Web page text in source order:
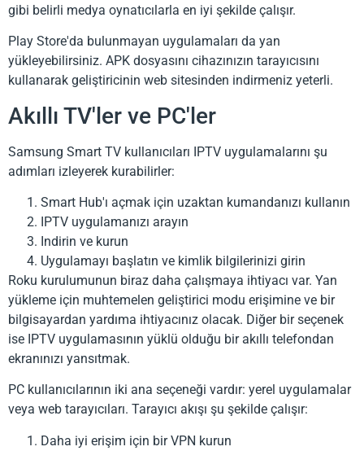
gibi belirli medya oynatıcılarla en iyi şekilde çalışır.
Play Store'da bulunmayan uygulamaları da yan
yükleyebilirsiniz. APK dosyasını cihazınızın tarayıcısını
kullanarak geliştiricinin web sitesinden indirmeniz yeterli.
Akıllı TV'ler ve PC'ler
Samsung Smart TV kullanıcıları IPTV uygulamalarını şu
adımları izleyerek kurabilirler:
Smart Hub'ı açmak için uzaktan kumandanızı kullanın
IPTV uygulamanızı arayın
Indirin ve kurun
Uygulamayı başlatın ve kimlik bilgilerinizi girin
Roku kurulumunun biraz daha çalışmaya ihtiyacı var. Yan
yükleme için muhtemelen geliştirici modu erişimine ve bir
bilgisayardan yardıma ihtiyacınız olacak. Diğer bir seçenek
ise IPTV uygulamasının yüklü olduğu bir akıllı telefondan
ekranınızı yansıtmak.
PC kullanıcılarının iki ana seçeneği vardır: yerel uygulamalar
veya web tarayıcıları. Tarayıcı akışı şu şekilde çalışır:
Daha iyi erişim için bir VPN kurun